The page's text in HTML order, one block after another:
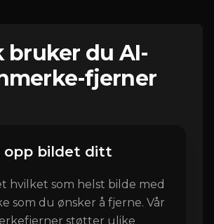
bruker du AI-
fjerner
opp bildet ditt
hvilket som helst bilde med
som du ønsker å fjerne. Vår
støtter ulike